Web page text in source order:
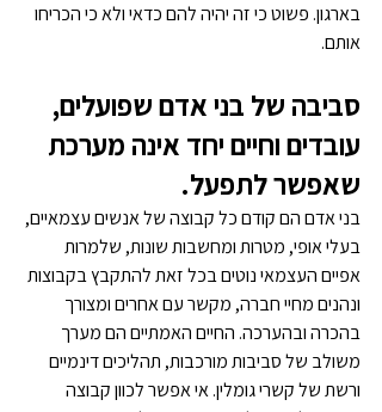
בארגון. פשוט כי זה יהיה להם כדאי ולא כי הכריחו
אותם.
סביבה של בני אדם שפועלים,
עובדים וחיים יחד אינה מערכת
שאפשר לתפעל.
בני אדם הם קודם כל קבוצה של אנשים עצמאיים,
בעלי אופי, מטרות ומחשבות שונות, שלמרות
אפיים העצמאי נוטים בכל זאת להתקבץ בקבוצות
ונהנים מחיי חברה, מקשר עם אחרים ומצורך
בהכרה ובהערכה. החיים האמתיים הם מערך
משולב של סביבות מורכבות, תהליכים דינמיים
ורשת של קשרי גומלין. אי אפשר לכוון קבוצה